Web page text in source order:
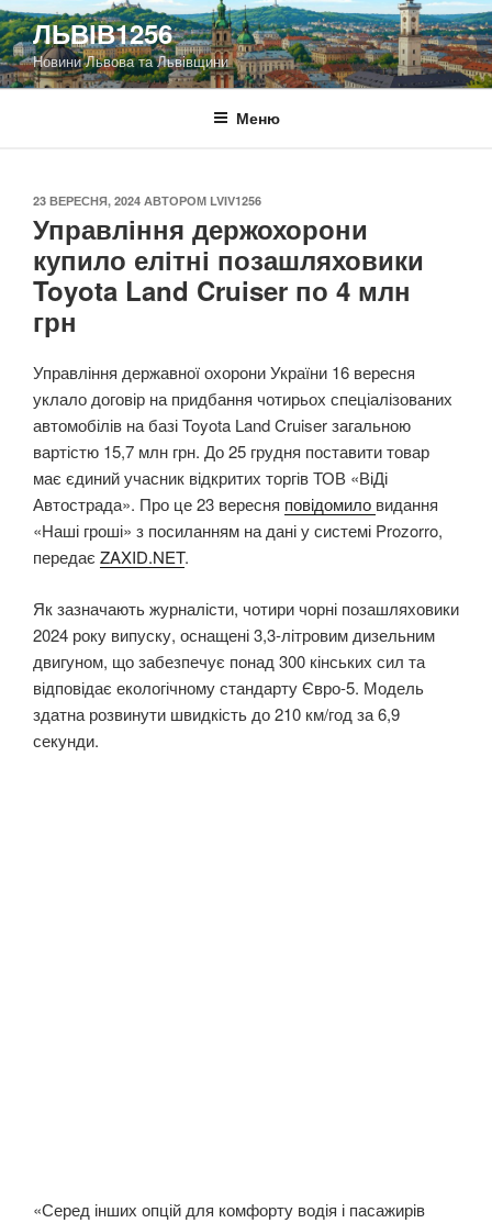
Перейти
до
вмісту
ЛЬВІВ1256
Новини Львова та Львівщини
Меню
ОПУБЛІКОВАНО
23 ВЕРЕСНЯ, 2024 АВТОРОМ LVIV1256
Управління держохорони
купило елітні позашляховики
Toyota Land Cruiser по 4 млн
грн
Управління державної охорони України 16 вересня
уклало договір на придбання чотирьох спеціалізованих
автомобілів на базі Toyota Land Cruiser загальною
вартістю 15,7 млн грн. До 25 грудня поставити товар
має єдиний учасник відкритих торгів ТОВ «ВіДі
Автострада». Про це 23 вересня повідомило видання
«Наші гроші» з посиланням на дані у системі Prozorro,
передає ZAXID.NET.
Як зазначають журналісти, чотири чорні позашляховики
2024 року випуску, оснащені 3,3-літровим дизельним
двигуном, що забезпечує понад 300 кінських сил та
відповідає екологічному стандарту Євро-5. Модель
здатна розвинути швидкість до 210 км/год за 6,9
секунди.
«Серед інших опцій для комфорту водія і пасажирів